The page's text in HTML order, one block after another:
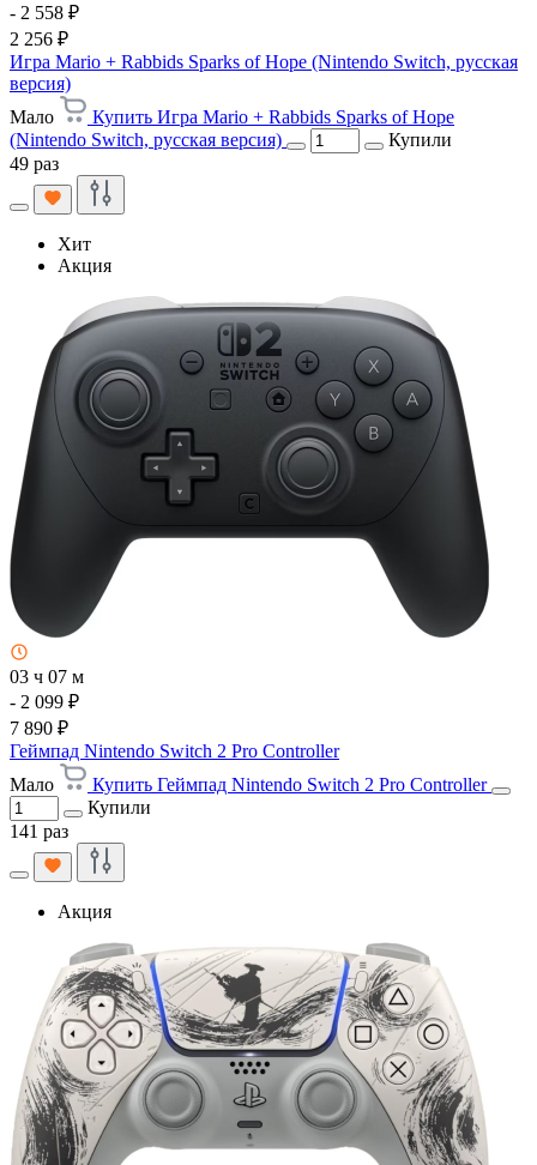
- 2 558 ₽
2 256 ₽
Игра Mario + Rabbids Sparks of Hope (Nintendo Switch, русская
версия)
Мало
Купить Игра Mario + Rabbids Sparks of Hope
(Nintendo Switch, русская версия)
Купили
49 раз
Хит
Акция
03 ч 07 м
- 2 099 ₽
7 890 ₽
Геймпад Nintendo Switch 2 Pro Controller
Мало
Купить Геймпад Nintendo Switch 2 Pro Controller
Купили
141 раз
Акция